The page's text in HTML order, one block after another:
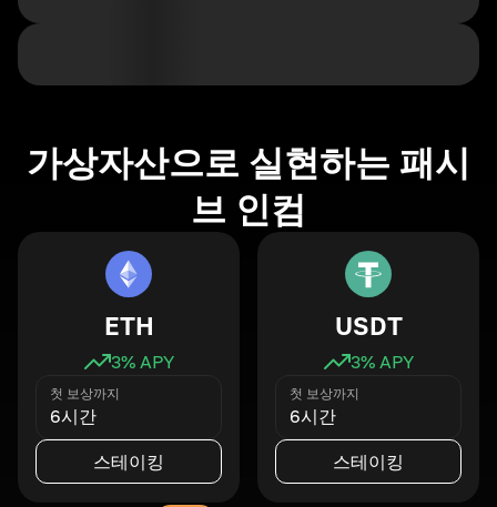
가상자산으로 실현하는 패시
브 인컴
ETH
3% APY
첫 보상까지
6시간
스테이킹
USDT
3% APY
첫 보상까지
6시간
스테이킹